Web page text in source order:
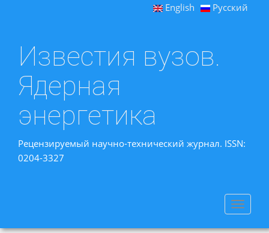
English Русский
Известия вузов.
Ядерная
энергетика
Рецензируемый научно-технический журнал. ISSN:
0204-3327
Toggle